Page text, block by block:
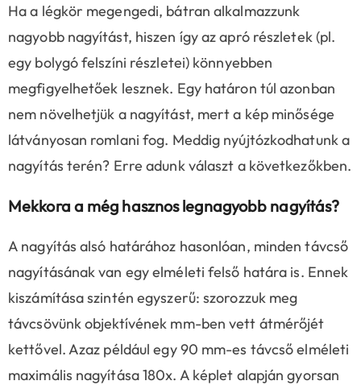
Ha a légkör megengedi, bátran alkalmazzunk
nagyobb nagyítást, hiszen így az apró részletek (pl.
egy bolygó felszíni részletei) könnyebben
megfigyelhetőek lesznek. Egy határon túl azonban
nem növelhetjük a nagyítást, mert a kép minősége
látványosan romlani fog. Meddig nyújtózkodhatunk a
nagyítás terén? Erre adunk választ a következőkben.
Mekkora a még hasznos legnagyobb nagyítás?
A nagyítás alsó határához hasonlóan, minden távcső
nagyításának van egy elméleti felső határa is. Ennek
kiszámítása szintén egyszerű: szorozzuk meg
távcsövünk objektívének mm-ben vett átmérőjét
kettővel. Azaz például egy 90 mm-es távcső elméleti
maximális nagyítása 180x. A képlet alapján gyorsan